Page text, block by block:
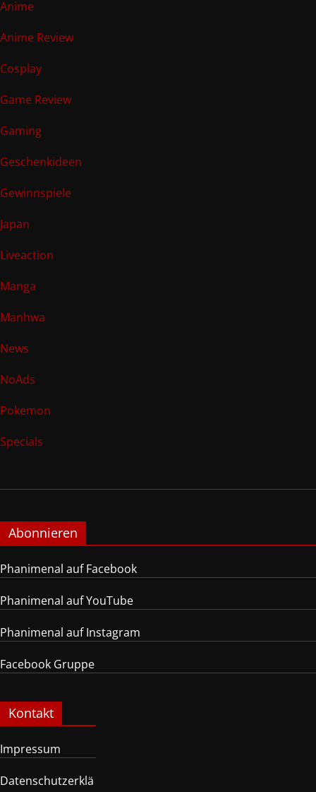
Anime
Anime Review
Cosplay
Game Review
Gaming
Geschenkideen
Gewinnspiele
Japan
Liveaction
Manga
Manhwa
News
NoAds
Pokemon
Specials
Abonnieren
Phanimenal auf Facebook
Phanimenal auf YouTube
Phanimenal auf Instagram
Facebook Gruppe
Kontakt
Impressum
Datenschutzerklä